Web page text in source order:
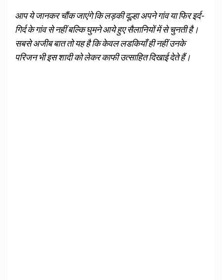
आप ये जानकर चौंक जाएंगे कि लड़की दूल्हा अपने गांव या फिर इर्द-
गिर्द के गांव से नहीं बल्कि घुमने आये हुए सैलानियों में से चुनती है।
सबसे अजीब बात तो यह है कि केवल लडकियाँ ही नहीं उनके
परिजन भी इस शादी को लेकर काफी उत्साहित दिखाई देते हैं।